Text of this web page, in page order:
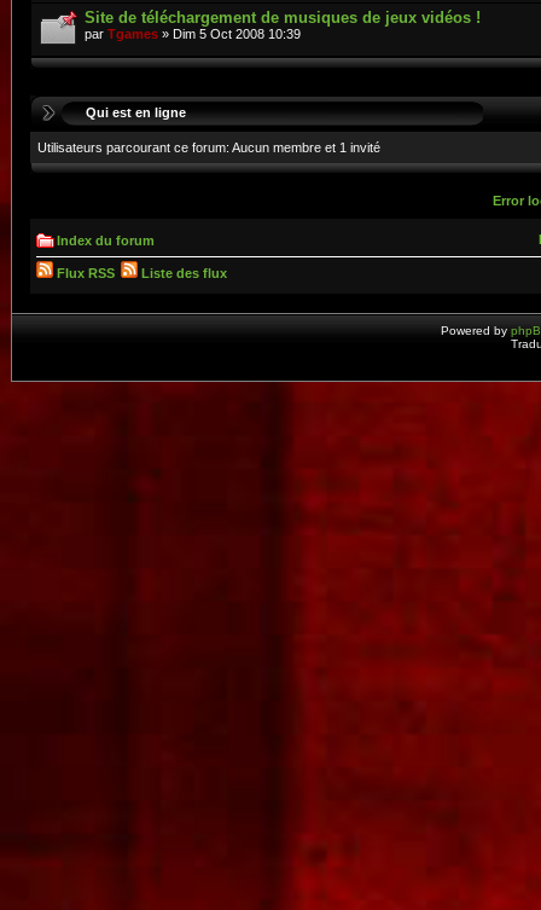
Site de téléchargement de musiques de jeux vidéos !
par Tgames » Dim 5 Oct 2008 10:39
Qui est en ligne
Utilisateurs parcourant ce forum: Aucun membre et 1 invité
Error
Index du forum
Flux RSS Liste des flux
Powered by